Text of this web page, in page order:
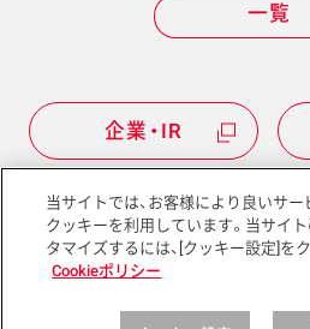
企業・IR
一覧
サイトマップ サイ
当サイトでは、お客様により良いサー
クッキーを利用しています。当サイ
タマイズするには、[クッキー設定]を
Cookieポリシー